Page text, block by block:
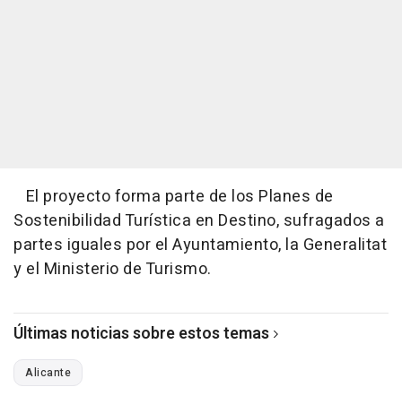
El proyecto forma parte de los Planes de
Sostenibilidad Turística en Destino, sufragados a
partes iguales por el Ayuntamiento, la Generalitat
y el Ministerio de Turismo.
Últimas noticias sobre estos temas
Alicante